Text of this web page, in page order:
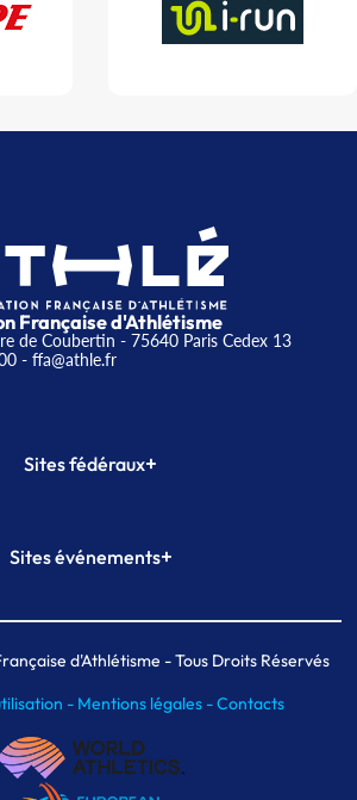
Française d'Athlétisme
de Coubertin - 75640 Paris Cedex 13
- ffa@athle.fr
Sites fédéraux+
Plateforme Formation
Sites événements+
Meeting de Paris indoor
MAIF Ekiden de Paris
d'Athlétisme - Tous Droits Réservés
- Mentions légales -Contacts